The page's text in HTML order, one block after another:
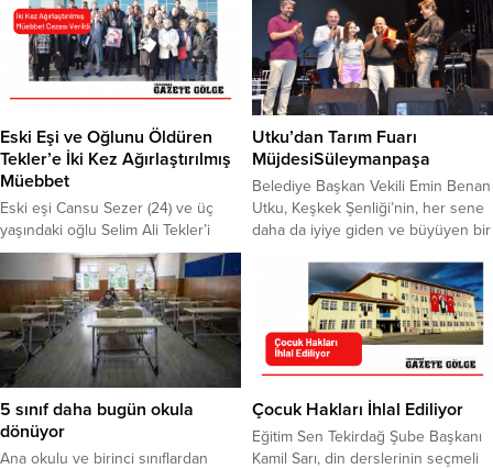
Eski Eşi ve Oğlunu Öldüren
Tekler’e İki Kez Ağırlaştırılmış
Müebbet
Eski eşi Cansu Sezer (24) ve üç
yaşındaki oğlu Selim Ali Tekler’i
öldüren Burak Tekler’e, iki kez
ağırlaştırılmış müebbet cezası
verildi. Mahkeme Heyeti’nin
müebbet kararının ardından, adliye
koridorlarında alkış sesleri yükseldi.
Tekirdağ’ın Süleymanpaşa ilçesinde
hemşirelik yapan Cansu Sezer’in 3
yaşındaki bebeği ile birlikte, eski
eşi Burak Tekler tarafından
öldürülmesine ilişkin...
Utku’dan Tarım Fuarı
MüjdesiSüleymanpaşa
Belediye Başkan Vekili Emin Benan
Utku, Keşkek Şenliği’nin, her sene
daha da iyiye giden ve büyüyen bir
Karacakılavuz Tarım Fuarını’da çok
yakında gerçekleştirileceğini
kaydetti. Yöresel ürünlerin
tanıtıldığı stantlar, keşkek ikramları
ve TBB Kent Orkestrasının coşkulu
muhteşem sahnesi ile geçen ilk
gününün ardından ikinci...
5 sınıf daha bugün okula
dönüyor
Ana okulu ve birinci sınıflardan
Çocuk Hakları İhlal Ediliyor
Eğitim Sen Tekirdağ Şube Başkanı
Kamil Sarı, din derslerinin seçmeli